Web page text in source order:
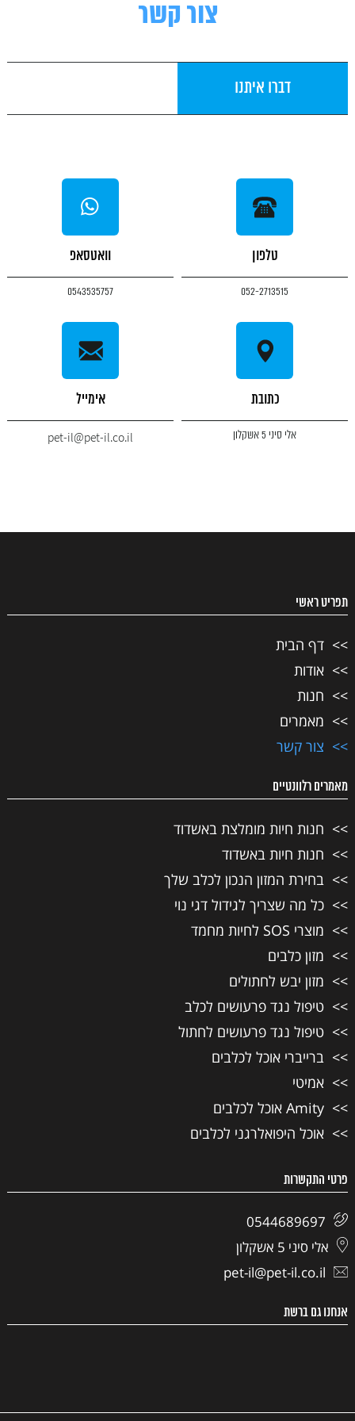
צור קשר
דברו איתנו
טלפון
052-2713515
וואטסאפ
0543535757
כתובת
אלי סיני 5 אשקלון
אימייל
pet-il@pet-il.co.il
תפריט ראשי
דף הבית
אודות
חנות
מאמרים
צור קשר
מאמרים רלוונטיים
חנות חיות מומלצת באשדוד
חנות חיות באשדוד
בחירת המזון הנכון לכלב שלך
כל מה שצריך לגידול דגי נוי
מוצרי SOS לחיות מחמד
מזון כלבים
מזון יבש לחתולים
טיפול נגד פרעושים לכלב
טיפול נגד פרעושים לחתול
ברייברי אוכל לכלבים
אמיטי
Amity אוכל לכלבים
אוכל היפואלרגני לכלבים
פרטי התקשרות
0544689697
אלי סיני 5 אשקלון
pet-il@pet-il.co.il
אנחנו גם ברשת